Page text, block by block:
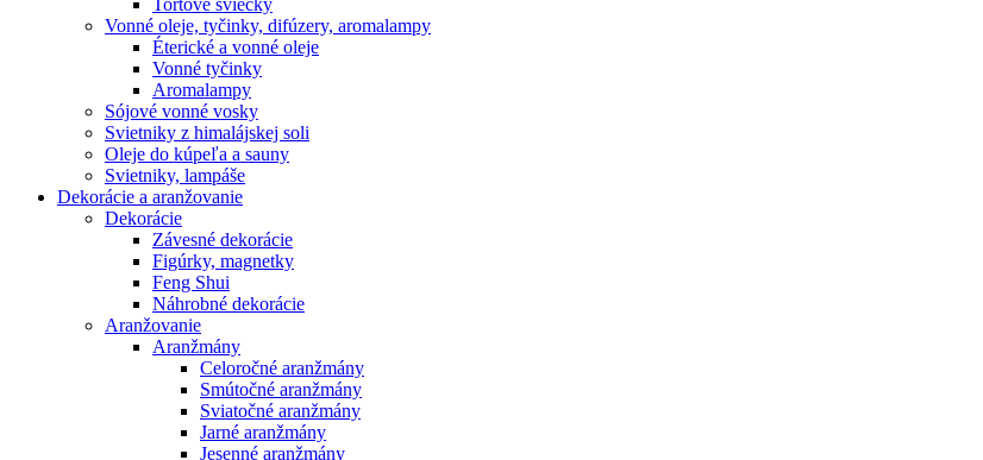
Tortové sviečky
Vonné oleje, tyčinky, difúzery, aromalampy
Éterické a vonné oleje
Vonné tyčinky
Aromalampy
Sójové vonné vosky
Svietniky z himalájskej soli
Oleje do kúpeľa a sauny
Svietniky, lampáše
Dekorácie a aranžovanie
Dekorácie
Závesné dekorácie
Figúrky, magnetky
Feng Shui
Náhrobné dekorácie
Aranžovanie
Aranžmány
Celoročné aranžmány
Smútočné aranžmány
Sviatočné aranžmány
Jarné aranžmány
Jesenné aranžmány